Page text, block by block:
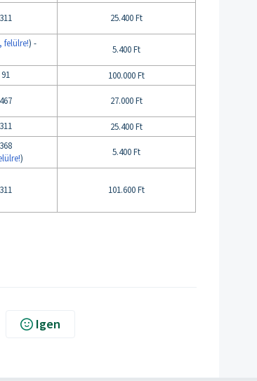
25.400 Ft
felülre!) -
5.400 Ft
100.000 Ft
27.000 Ft
25.400 Ft
)
5.400 Ft
101.600 Ft
Igen